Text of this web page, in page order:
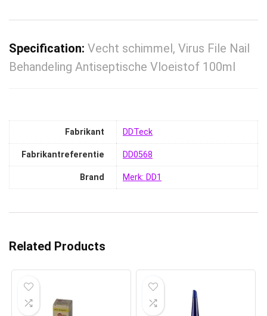
Specification: Vecht schimmel, Virus File Nail
Behandeling Antiseptische Vloeistof 100ml
Fabrikant ‎DDTeck
Fabrikantreferentie ‎DD0568
Brand Merk: DD1
Related Products